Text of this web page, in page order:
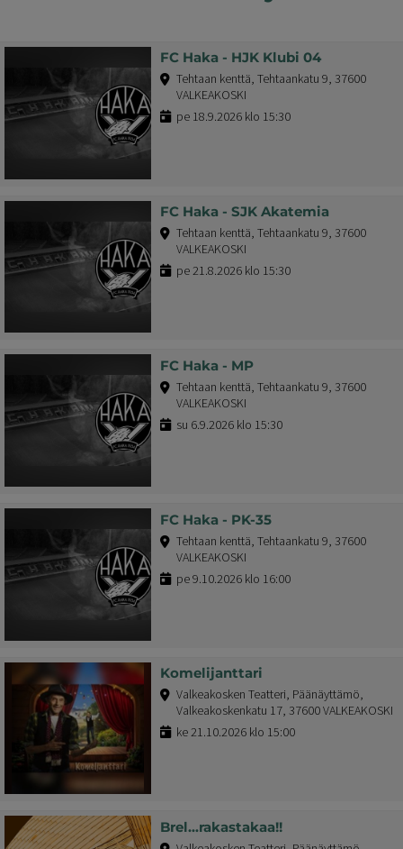
FC Haka - HJK Klubi 04
Tehtaan kenttä, Tehtaankatu 9, 37600
VALKEAKOSKI
pe 18.9.2026 klo 15:30
FC Haka - SJK Akatemia
Tehtaan kenttä, Tehtaankatu 9, 37600
VALKEAKOSKI
pe 21.8.2026 klo 15:30
FC Haka - MP
Tehtaan kenttä, Tehtaankatu 9, 37600
VALKEAKOSKI
su 6.9.2026 klo 15:30
FC Haka - PK-35
Tehtaan kenttä, Tehtaankatu 9, 37600
VALKEAKOSKI
pe 9.10.2026 klo 16:00
Komelijanttari
Valkeakosken Teatteri, Päänäyttämö,
Valkeakoskenkatu 17, 37600 VALKEAKOSKI
ke 21.10.2026 klo 15:00
Brel...rakastakaa!!